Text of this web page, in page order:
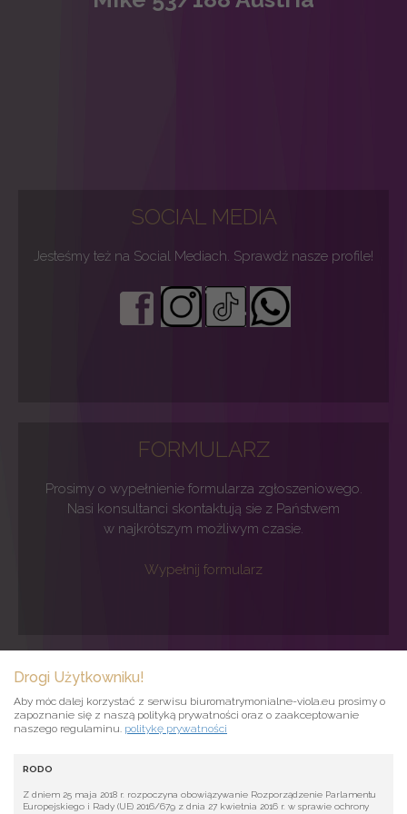
SOCIAL MEDIA
Jesteśmy też na Social Mediach. Sprawdź nasze profile!
FORMULARZ
Prosimy o wypełnienie formularza zgłoszeniowego.
Nasi konsultanci skontaktują sie z Państwem
w najkrótszym możliwym czasie.
Wypełnij formularz
Whatsapp: 0049152 – 54060894
Drogi Użytkowniku!
Aby móc dalej korzystać z serwisu biuromatrymonialne-viola.eu prosimy o
zapoznanie się z naszą polityką prywatności oraz o zaakceptowanie
naszego regulaminu. politykę prywatności
RODO
Z dniem 25 maja 2018 r. rozpoczyna obowiązywanie Rozporządzenie Parlamentu
Europejskiego i Rady (UE) 2016/679 z dnia 27 kwietnia 2016 r. w sprawie ochrony